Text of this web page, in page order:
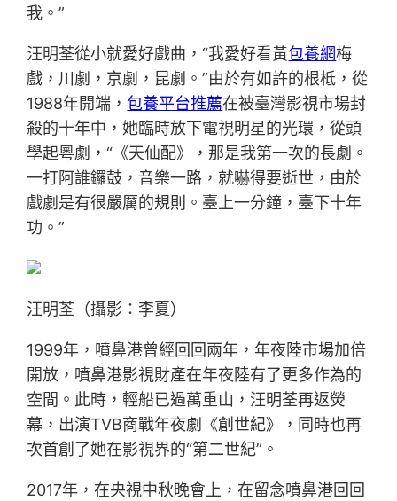
我。”
汪明荃從小就愛好戲曲，“我愛好看黃包養網梅
戲，川劇，京劇，昆劇。”由於有如許的根柢，從
1988年開端，包養平台推薦在被臺灣影視市場封
殺的十年中，她臨時放下電視明星的光環，從頭
學起粵劇，“《天仙配》，那是我第一次的長劇。
一打阿誰鑼鼓，音樂一路，就嚇得要逝世，由於
戲劇是有很嚴厲的規則。臺上一分鐘，臺下十年
功。”
汪明荃（攝影：李夏）
1999年，噴鼻港曾經回回兩年，年夜陸市場加倍
開放，噴鼻港影視財產在年夜陸有了更多作為的
空間。此時，輕船已過萬重山，汪明荃再返熒
幕，出演TVB商戰年夜劇《創世紀》，同時也再
次首創了她在影視界的“第二世紀”。
2017年，在央視中秋晚會上，在留念噴鼻港回回